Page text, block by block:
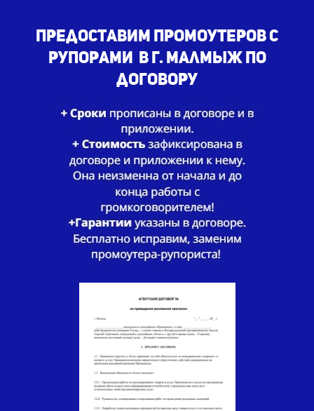
Предоставим промоутеров с
рупорами в г. Малмыж по
договору